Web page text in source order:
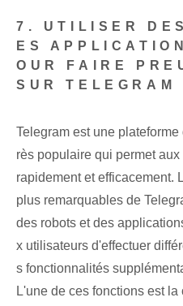
7. UTILISER
ES
OUR FAIRE
SUR TELEGRAM
Telegram est une
rès populaire qui permet
rapidement et efficacement.
plus remarquables de
des robots et des
x utilisateurs d'effectuer
s fonctionnalités
L'une de ces fonctions est la